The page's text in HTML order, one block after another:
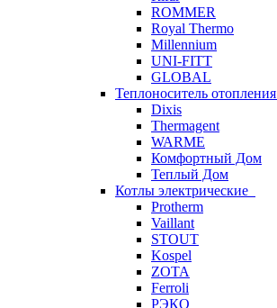
ROMMER
Royal Thermo
Millennium
UNI-FITT
GLOBAL
Теплоноситель отопления
Dixis
Thermagent
WARME
Комфортный Дом
Теплый Дом
Котлы электрические
Protherm
Vaillant
STOUT
Kospel
ZOTA
Ferroli
РЭКО